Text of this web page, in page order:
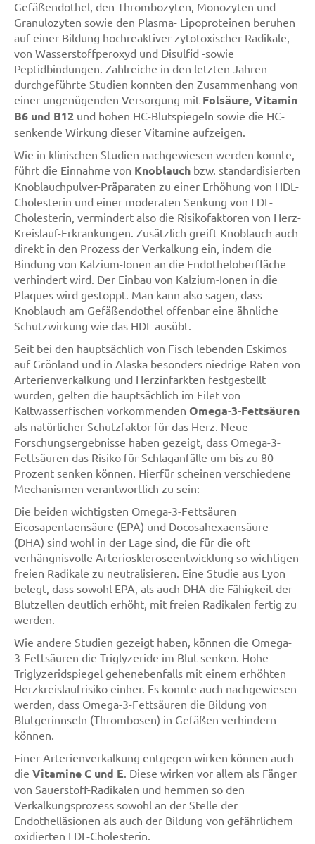
Gefäßendothel, den Thrombozyten, Monozyten und
Granulozyten sowie den Plasma- Lipoproteinen beruhen
auf einer Bildung hochreaktiver zytotoxischer Radikale,
von Wasserstoffperoxyd und Disulfid -sowie
Peptidbindungen. Zahlreiche in den letzten Jahren
durchgeführte Studien konnten den Zusammenhang von
einer ungenügenden Versorgung mit Folsäure, Vitamin
B6 und B12 und hohen HC-Blutspiegeln sowie die HC-
senkende Wirkung dieser Vitamine aufzeigen.
Wie in klinischen Studien nachgewiesen werden konnte,
führt die Einnahme von Knoblauch bzw. standardisierten
Knoblauchpulver-Präparaten zu einer Erhöhung von HDL-
Cholesterin und einer moderaten Senkung von LDL-
Cholesterin, vermindert also die Risikofaktoren von Herz-
Kreislauf-Erkrankungen. Zusätzlich greift Knoblauch auch
direkt in den Prozess der Verkalkung ein, indem die
Bindung von Kalzium-Ionen an die Endotheloberfläche
verhindert wird. Der Einbau von Kalzium-Ionen in die
Plaques wird gestoppt. Man kann also sagen, dass
Knoblauch am Gefäßendothel offenbar eine ähnliche
Schutzwirkung wie das HDL ausübt.
Seit bei den hauptsächlich von Fisch lebenden Eskimos
auf Grönland und in Alaska besonders niedrige Raten von
Arterienverkalkung und Herzinfarkten festgestellt
wurden, gelten die hauptsächlich im Filet von
Kaltwasserfischen vorkommenden Omega-3-Fettsäuren
als natürlicher Schutzfaktor für das Herz. Neue
Forschungsergebnisse haben gezeigt, dass Omega-3-
Fettsäuren das Risiko für Schlaganfälle um bis zu 80
Prozent senken können. Hierfür scheinen verschiedene
Mechanismen verantwortlich zu sein:
Die beiden wichtigsten Omega-3-Fettsäuren
Eicosapentaensäure (EPA) und Docosahexaensäure
(DHA) sind wohl in der Lage sind, die für die oft
verhängnisvolle Arterioskleroseentwicklung so wichtigen
freien Radikale zu neutralisieren. Eine Studie aus Lyon
belegt, dass sowohl EPA, als auch DHA die Fähigkeit der
Blutzellen deutlich erhöht, mit freien Radikalen fertig zu
werden.
Wie andere Studien gezeigt haben, können die Omega-
3-Fettsäuren die Triglyzeride im Blut senken. Hohe
Triglyzeridspiegel gehenebenfalls mit einem erhöhten
Herzkreislaufrisiko einher. Es konnte auch nachgewiesen
werden, dass Omega-3-Fettsäuren die Bildung von
Blutgerinnseln (Thrombosen) in Gefäßen verhindern
können.
Einer Arterienverkalkung entgegen wirken können auch
die Vitamine C und E. Diese wirken vor allem als Fänger
von Sauerstoff-Radikalen und hemmen so den
Verkalkungsprozess sowohl an der Stelle der
Endothelläsionen als auch der Bildung von gefährlichem
oxidierten LDL-Cholesterin.